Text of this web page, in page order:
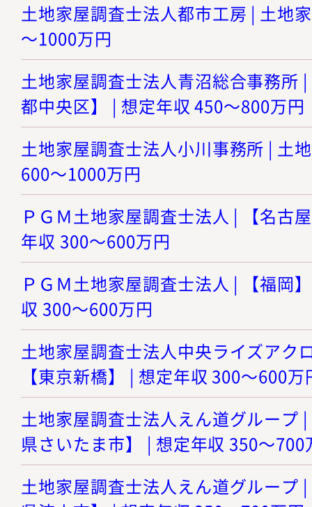
土地家屋調査士法人都市工房 | 土地
～1000万円
土地家屋調査士法人青沼総合事務所
都中央区】 | 想定年収 450～800万円
土地家屋調査士法人小川事務所 | 土
600～1000万円
ＰＧＭ土地家屋調査士法人 | 【名古
年収 300～600万円
ＰＧＭ土地家屋調査士法人 | 【福岡
収 300～600万円
土地家屋調査士法人中央ライズアク
【東京新橋】 | 想定年収 300～600万
土地家屋調査士法人えん道グループ
県さいたま市】 | 想定年収 350～700
土地家屋調査士法人えん道グループ